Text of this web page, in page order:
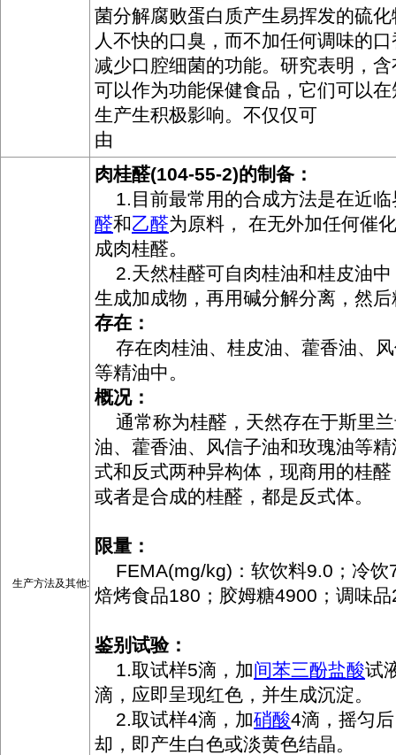
菌分解腐败蛋白质产生易挥发的硫
人不快的口臭，而不加任何调味的
减少口腔细菌的功能。研究表明，
可以作为功能保健食品，它们可以
生产生积极影响。不仅仅可
由
生产方法及其他:
肉桂醛(104-55-2)的制备：
1.目前最常用的合成方法是在近临
醛和乙醛为原料， 在无外加任何催
成肉桂醛。
2.天然桂醛可自肉桂油和桂皮油中
生成加成物，再用碱分解分离，然
存在：
存在肉桂油、桂皮油、藿香油、
等精油中。
概况：
通常称为桂醛，天然存在于斯里
油、藿香油、风信子油和玫瑰油等
式和反式两种异构体，现商用的桂
或者是合成的桂醛，都是反式体。
限量：
FEMA(mg/kg)：软饮料9.0；冷饮
焙烤食品180；胶姆糖4900；调味
鉴别试验：
1.取试样5滴，加间苯三酚盐酸试
滴，应即呈现红色，并生成沉淀。
2.取试样4滴，加硝酸4滴，摇匀
却，即产生白色或淡黄色结晶。